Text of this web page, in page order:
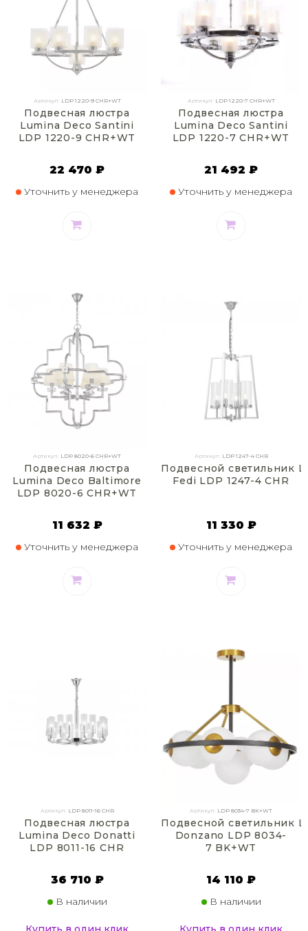
Артикул: LDP 1220-9 CHR+WT
Подвесная люстра
Lumina Deco Santini
LDP 1220-9 CHR+WT
22 470 ₽
Уточнить у менеджера
Артикул: LDP 1220-7 CHR+WT
Подвесная люстра
Lumina Deco Santini
LDP 1220-7 CHR+WT
21 492 ₽
Уточнить у менеджера
Артикул: LDP 8020-6 CHR+WT
Подвесная люстра
Lumina Deco Baltimore
LDP 8020-6 CHR+WT
11 632 ₽
Уточнить у менеджера
Артикул: LDP 1247-4 CHR
Подвесной светильник
Fedi LDP 1247-4 CHR
11 330 ₽
Уточнить у менеджера
Артикул: LDP 8011-16 CHR
Подвесная люстра
Lumina Deco Donatti
LDP 8011-16 CHR
36 710 ₽
В наличии
Артикул: LDP 8034-7 BK+WT
Подвесной светильник
Donzano LDP 8034-
7 BK+WT
14 110 ₽
В наличии